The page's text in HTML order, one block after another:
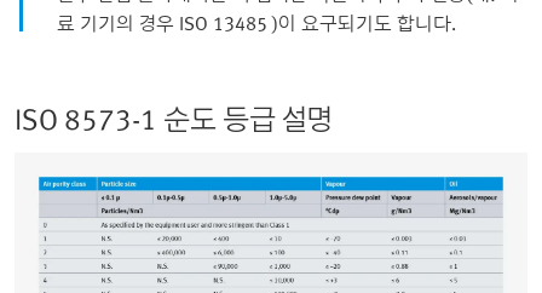
료 기기의 경우 ISO 13485 )이 요구되기도 합니다.
ISO 8573-1 순도 등급 설명